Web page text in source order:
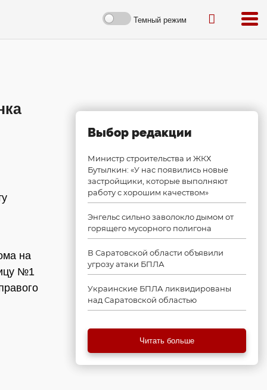
Темный режим
на
№1
Выбор редакции
Министр строительства и ЖКХ
Бутылкин: «У нас появились новые
застройщики, которые выполняют
работу с хорошим качеством»
Энгельс сильно заволокло дымом от
горящего мусорного полигона
В Саратовской области объявили
угрозу атаки БПЛА
Украинские БПЛА ликвидированы
над Саратовской областью
Читать больше